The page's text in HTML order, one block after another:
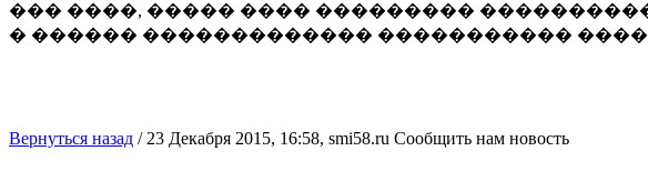
��� ����, ����� ���� ���������
� ������ ������������� �����������
Вернуться назад / 23 Декабря 2015, 16:58, smi58.ru Сообщить нам новость